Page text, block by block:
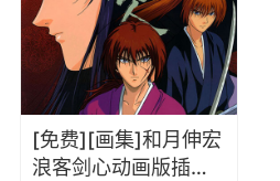
[免费][画集]和月伸宏
浪客剑心动画版插画